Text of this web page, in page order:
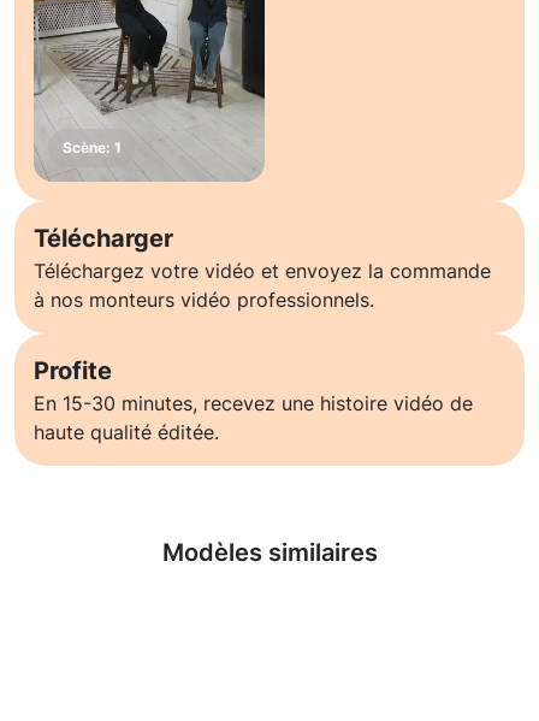
Télécharger
Téléchargez votre vidéo et envoyez la commande
à nos monteurs vidéo professionnels.
Profite
En 15-30 minutes, recevez une histoire vidéo de
haute qualité éditée.
Modèles similaires
En savoir plus